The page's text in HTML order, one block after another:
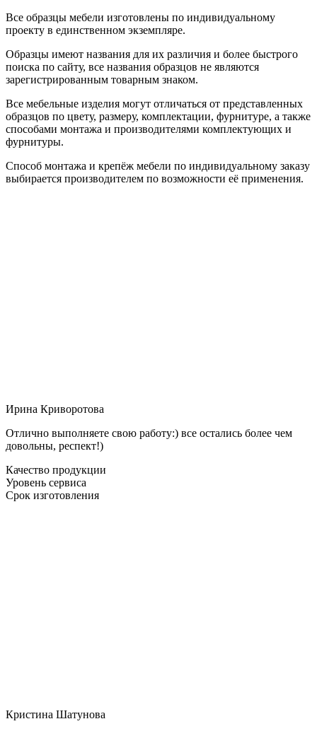
Все образцы мебели изготовлены по индивидуальному
проекту в единственном экземпляре.
Образцы имеют названия для их различия и более быстрого
поиска по сайту, все названия образцов не являются
зарегистрированным товарным знаком.
Все мебельные изделия могут отличаться от представленных
образцов по цвету, размеру, комплектации, фурнитуре, а также
способами монтажа и производителями комплектующих и
фурнитуры.
Способ монтажа и крепёж мебели по индивидуальному заказу
выбирается производителем по возможности её применения.
Ирина Криворотова
Отлично выполняете свою работу:) все остались более чем
довольны, респект!)
Качество продукции
Уровень сервиса
Срок изготовления
Кристина Шатунова